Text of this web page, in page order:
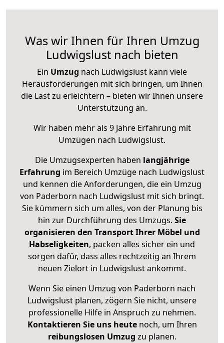
Was wir Ihnen für Ihren Umzug
Ludwigslust nach bieten
Ein Umzug nach Ludwigslust kann viele
Herausforderungen mit sich bringen, um Ihnen
die Last zu erleichtern – bieten wir Ihnen unsere
Unterstützung an.
Wir haben mehr als 9 Jahre Erfahrung mit
Umzügen nach Ludwigslust.
Die Umzugsexperten haben langjährige
Erfahrung im Bereich Umzüge nach Ludwigslust
und kennen die Anforderungen, die ein Umzug
von Paderborn nach Ludwigslust mit sich bringt.
Sie kümmern sich um alles, von der Planung bis
hin zur Durchführung des Umzugs. Sie
organisieren den Transport Ihrer Möbel und
Habseligkeiten, packen alles sicher ein und
sorgen dafür, dass alles rechtzeitig an Ihrem
neuen Zielort in Ludwigslust ankommt.
Wenn Sie einen Umzug von Paderborn nach
Ludwigslust planen, zögern Sie nicht, unsere
professionelle Hilfe in Anspruch zu nehmen.
Kontaktieren Sie uns heutenoch, um Ihren
reibungslosen Umzug zu planen.